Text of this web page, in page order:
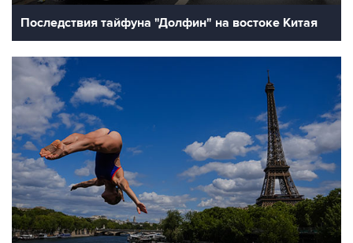
Последствия тайфуна "Долфин" на востоке Китая